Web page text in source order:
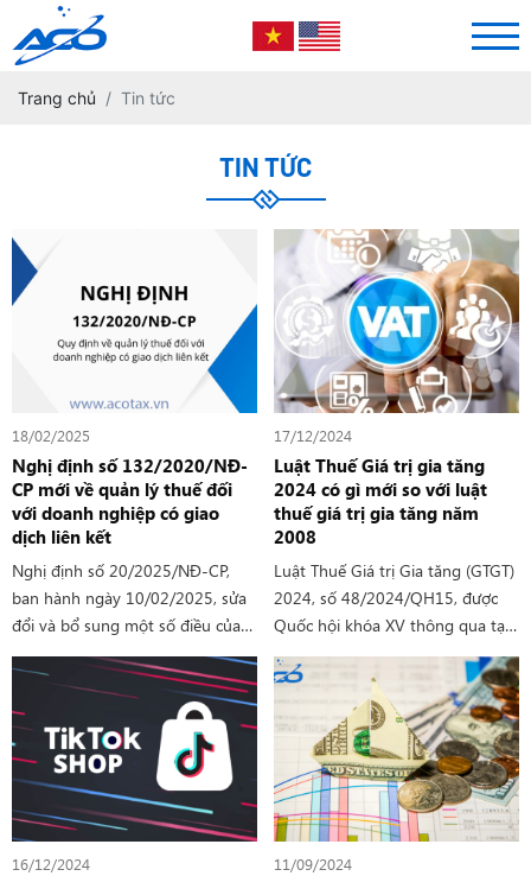
Trang chủ Tin tức
TIN TỨC
18/02/2025
Nghị định số 132/2020/NĐ-
CP mới về quản lý thuế đối
với doanh nghiệp có giao
dịch liên kết
Nghị định số 20/2025/NĐ-CP,
ban hành ngày 10/02/2025, sửa
đổi và bổ sung một số điều của
Nghị định số 132/2020/NĐ-CP
về quản lý thuế đối với doanh
nghiệp có giao dịch liên kết. Dưới
đây là tổng hợp các lợi ích chính
từ Nghị định này
17/12/2024
Luật Thuế Giá trị gia tăng
2024 có gì mới so với luật
thuế giá trị gia tăng năm
2008
Luật Thuế Giá trị Gia tăng (GTGT)
2024, số 48/2024/QH15, được
Quốc hội khóa XV thông qua tại
Kỳ họp thứ 8, mang đến một số
thay đổi quan trọng so với Luật
Thuế GTGT năm 2008. Dưới đây
là những điểm mới đáng chú ý
16/12/2024 11/09/2024